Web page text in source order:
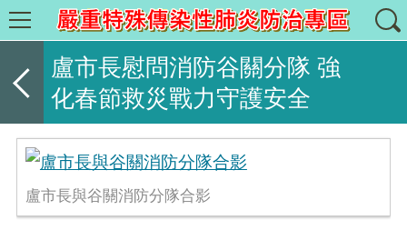
盧市長慰問消防谷關分隊 強
化春節救災戰力守護安全
盧市長與谷關消防分隊合影